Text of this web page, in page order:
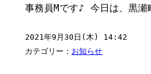
事務員Mです♪ 今日は、黒
2021年9月30日(木) 14:42
カテゴリー： お知らせ